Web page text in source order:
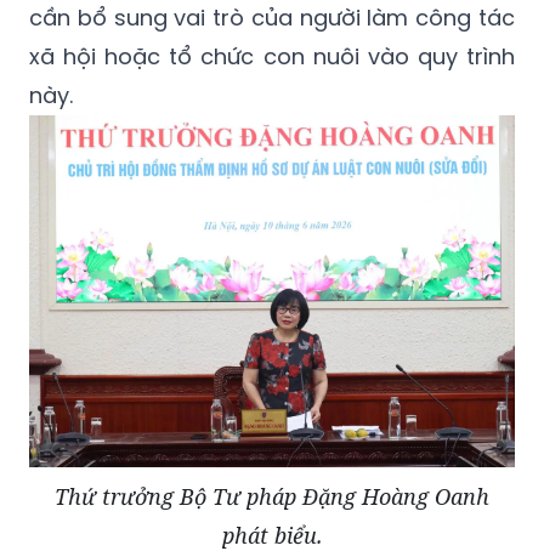
cần bổ sung vai trò của người làm công tác
xã hội hoặc tổ chức con nuôi vào quy trình
này.
Thứ trưởng Bộ Tư pháp Đặng Hoàng Oanh
phát biểu.